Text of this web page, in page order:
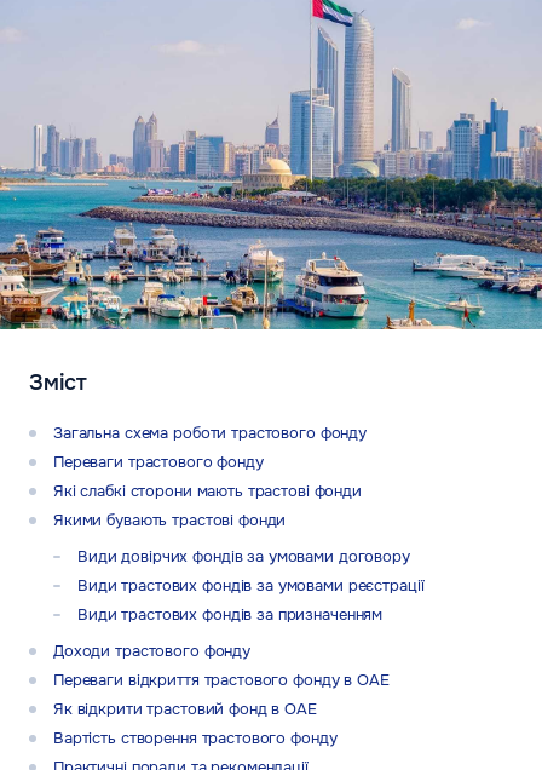
Зміст
Загальна схема роботи трастового фонду
Переваги трастового фонду
Які слабкі сторони мають трастові фонди
Якими бувають трастові фонди
Види довірчих фондів за умовами договору
Види трастових фондів за умовами реєстрації
Види трастових фондів за призначенням
Доходи трастового фонду
Переваги відкриття трастового фонду в ОАЕ
Як відкрити трастовий фонд в ОАЕ
Вартість створення трастового фонду